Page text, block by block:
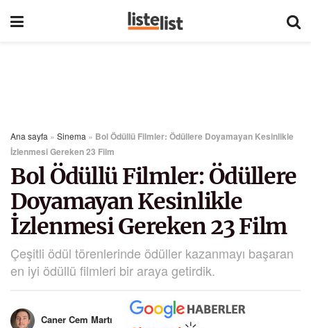
Ana sayfa » Sinema » Bol Ödüllü Filmler: Ödüllere Doyamayan Kesinlikle
İzlenmesi Gereken 23 Film
Bol Ödüllü Filmler: Ödüllere
Doyamayan Kesinlikle
İzlenmesi Gereken 23 Film
Çeşitli ödül törenlerinde ödüller kazanmayı başaran
en iyi ödüllü filmleri bir araya getirdik.
Caner Cem Martı